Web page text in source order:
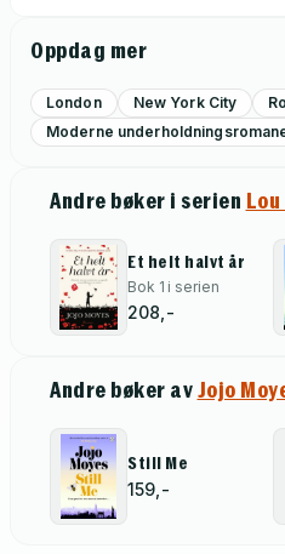
Oppdag mer
London New York City
Moderne
Andre bøker i serien
Et helt halvt år
Bok 1 i serien
208,-
Andre bøker avJojo
Still Me
159,-